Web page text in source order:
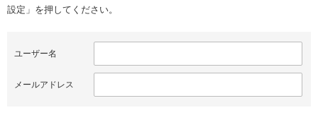
設定」を押してください。
ユーザー名
メールアドレス